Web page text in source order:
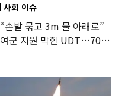
사회 이슈
“손발 묶고 3m 물 아래로”
여군 지원 막힌 UDT…707